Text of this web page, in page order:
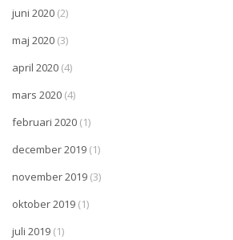
juni 2020 (2)
maj 2020 (3)
april 2020 (4)
mars 2020 (4)
februari 2020 (1)
december 2019 (1)
november 2019 (3)
oktober 2019 (1)
juli 2019 (1)